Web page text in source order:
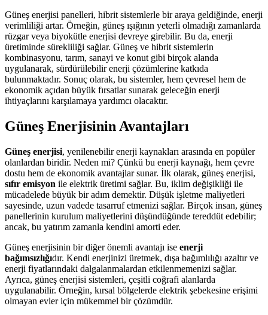
Güneş enerjisi panelleri, hibrit sistemlerle bir araya geldiğinde, enerji
verimliliği artar. Örneğin, güneş ışığının yeterli olmadığı zamanlarda
rüzgar veya biyokütle enerjisi devreye girebilir. Bu da, enerji
üretiminde sürekliliği sağlar. Güneş ve hibrit sistemlerin
kombinasyonu, tarım, sanayi ve konut gibi birçok alanda
uygulanarak, sürdürülebilir enerji çözümlerine katkıda
bulunmaktadır. Sonuç olarak, bu sistemler, hem çevresel hem de
ekonomik açıdan büyük fırsatlar sunarak geleceğin enerji
ihtiyaçlarını karşılamaya yardımcı olacaktır.
Güneş Enerjisinin Avantajları
Güneş enerjisi, yenilenebilir enerji kaynakları arasında en popüler
olanlardan biridir. Neden mi? Çünkü bu enerji kaynağı, hem çevre
dostu hem de ekonomik avantajlar sunar. İlk olarak, güneş enerjisi,
sıfır emisyon ile elektrik üretimi sağlar. Bu, iklim değişikliği ile
mücadelede büyük bir adım demektir. Düşük işletme maliyetleri
sayesinde, uzun vadede tasarruf etmenizi sağlar. Birçok insan, güneş
panellerinin kurulum maliyetlerini düşündüğünde tereddüt edebilir;
ancak, bu yatırım zamanla kendini amorti eder.
Güneş enerjisinin bir diğer önemli avantajı ise enerji
bağımsızlığıdır. Kendi enerjinizi üretmek, dışa bağımlılığı azaltır ve
enerji fiyatlarındaki dalgalanmalardan etkilenmemenizi sağlar.
Ayrıca, güneş enerjisi sistemleri, çeşitli coğrafi alanlarda
uygulanabilir. Örneğin, kırsal bölgelerde elektrik şebekesine erişimi
olmayan evler için mükemmel bir çözümdür.